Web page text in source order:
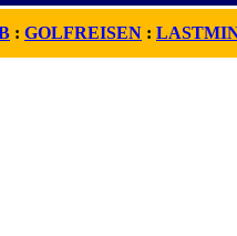
: GOLFREISEN :